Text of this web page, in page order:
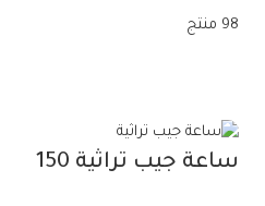
98 منتج
ساعة جيب تراثية 150